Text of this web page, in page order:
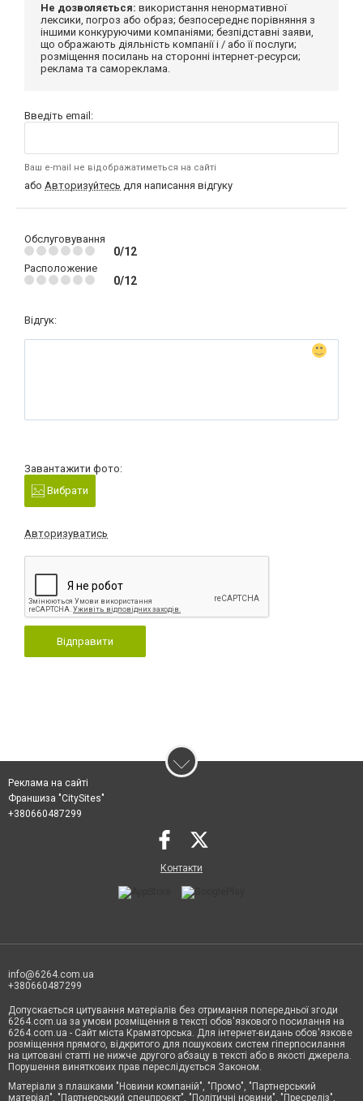
Не дозволяється: використання ненормативної
лексики, погроз або образ; безпосереднє порівняння з
іншими конкуруючими компаніями; безпідставні заяви,
що ображають діяльність компанії і / або її послуги;
розміщення посилань на сторонні інтернет-ресурси;
реклама та самореклама.
Введіть email:
Ваш e-mail не відображатиметься на сайті
або Авторизуйтесь для написання відгуку
Обслуговування
0/12
Расположение
0/12
Відгук:
Завантажити фото:
Вибрати
Авторизуватись
Відправити
Реклама на сайті
Франшиза "CitySites"
+380660487299
Контакти
info@6264.com.ua
+380660487299
Допускається цитування матеріалів без отримання попередньої згоди
6264.com.ua за умови розміщення в тексті обов'язкового посилання на
6264.com.ua - Сайт міста Краматорська. Для інтернет-видань обов'язкове
розміщення прямого, відкритого для пошукових систем гіперпосилання
на цитовані статті не нижче другого абзацу в тексті або в якості джерела.
Порушення виняткових прав переслідується Законом.
Матеріали з плашками "Новини компаній", "Промо", "Партнерський
матеріал", "Партнерський спецпроєкт", "Політичні новини", "Пресреліз",